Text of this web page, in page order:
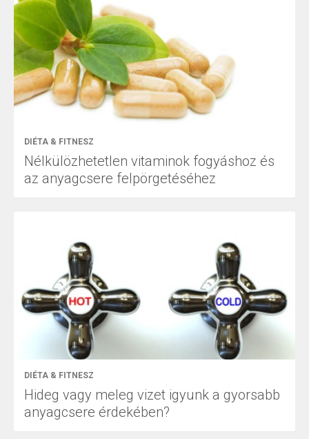
DIÉTA & FITNESZ
Nélkülözhetetlen vitaminok fogyáshoz és
az anyagcsere felpörgetéséhez
DIÉTA & FITNESZ
Hideg vagy meleg vizet igyunk a gyorsabb
anyagcsere érdekében?